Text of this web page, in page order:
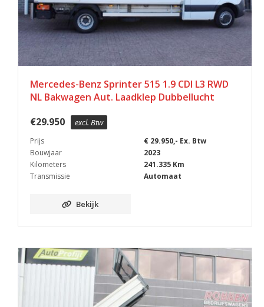
Mercedes-Benz Sprinter 515 1.9 CDI L3 RWD
NL Bakwagen Aut. Laadklep Dubbellucht
€29.950 excl. Btw
Prijs
€ 29.950,- Ex. Btw
Bouwjaar
2023
Kilometers
241.335 Km
Transmissie
Automaat
Bekijk